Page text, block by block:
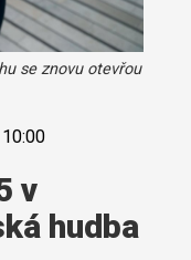
se znovu otevřou
v
hudba